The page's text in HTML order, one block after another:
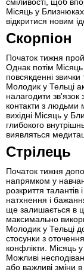
Місяць у
відкритися новим
Скорпіон
Початок тижня
Однак потім Місяць
повсякденні
Молодик у Тельці
налагодити
контакти з людьми
вихідні Місяць у
глибокого
виявляться
Стрілець
Початок тижня
напрямком у
розкриття
натхнення і
ще залишається в
максимально
Молодик у Тельці
стосунки з
конфлікти. Місяць
Можливі
або важливі зміни в